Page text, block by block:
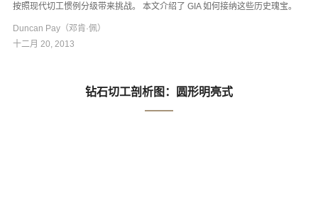
按照现代切工惯例分级带来挑战。 本文介绍了 GIA 如何接纳这些历史瑰宝。
Duncan Pay（邓肯·佩）
十二月 20, 2013
钻石切工剖析图：圆形明亮式